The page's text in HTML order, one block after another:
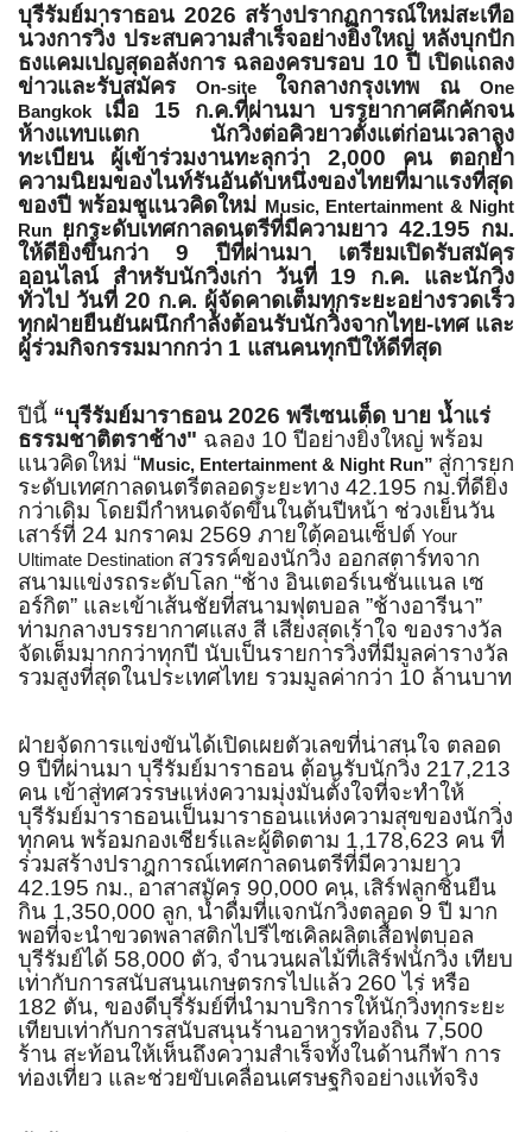
บุรีรัมย์มาราธอน 2026 สร้างปรากฏการณ์ใหม่สะเทือ
นวงการวิ่ง ประสบความสำเร็จอย่างยิ่งใหญ่ หลังบุกปัก
ธงแคมเปญสุดอลังการ ฉลองครบรอบ 10 ปี เปิดแถลง
ข่าวและรับสมัคร
On-site ใจกลางกรุงเทพ ณ
One
Bangkok เมื่อ 15 ก.ค.ที่ผ่านมา บรรยากาศคึกคักจน
ห้างแทบแตก นักวิ่งต่อคิวยาวตั้งแต่ก่อนเวลาลง
ทะเบียน ผู้เข้าร่วมงานทะลุกว่า 2,000 คน ตอกย้ำ
ความนิยมของไนท์รันอันดับหนึ่งของไทยที่มาแรงที่สุด
ของปี พร้อมชูแนวคิดใหม่
Music, Entertainment & Night
Run ยกระดับเทศกาลดนตรีที่มีความยาว 42.195 กม.
ให้ดียิ่งขึ้นกว่า 9 ปีที่ผ่านมา เตรียมเปิดรับสมัคร
ออนไลน์ สำหรับนักวิ่งเก่า วันที่ 19 ก.ค. และนักวิ่ง
ทั่วไป วันที่ 20 ก.ค. ผู้จัดคาดเต็มทุกระยะอย่างรวดเร็ว
ทุกฝ่ายยืนยันผนึกกำลังต้อนรับนักวิ่งจากไทย-เทศ และ
ผู้ร่วมกิจกรรมมากกว่า 1 แสนคนทุกปีให้ดีที่สุด
ปีนี้ “บุรีรัมย์มาราธอน 2026 พรีเซนเต็ด บาย น้ำแร่
ธรรมชาติตราช้าง" ฉลอง 10 ปีอย่างยิ่งใหญ่ พร้อม
แนวคิดใหม่ “Music, Entertainment & Night Run” สู่การยก
ระดับเทศกาลดนตรีตลอดระยะทาง 42.195 กม.ที่ดียิ่ง
กว่าเดิม โดยมีกำหนดจัดขึ้นในต้นปีหน้า ช่วงเย็นวัน
เสาร์ที่ 24 มกราคม 2569 ภายใต้คอนเซ็ปต์ Your
Ultimate Destination สวรรค์ของนักวิ่ง ออกสตาร์ทจาก
สนามแข่งรถระดับโลก “ช้าง อินเตอร์เนชั่นแนล เซ
อร์กิต” และเข้าเส้นชัยที่สนามฟุตบอล ”ช้างอารีนา”
ท่ามกลางบรรยากาศแสง สี เสียงสุดเร้าใจ ของรางวัล
จัดเต็มมากกว่าทุกปี นับเป็นรายการวิ่งที่มีมูลค่ารางวัล
รวมสูงที่สุดในประเทศไทย รวมมูลค่ากว่า 10 ล้านบาท
ฝ่ายจัดการแข่งขันได้เปิดเผยตัวเลขที่น่าสนใจ ตลอด
9 ปีที่ผ่านมา บุรีรัมย์มาราธอน ต้อนรับนักวิ่ง 217,213
คน เข้าสู่ทศวรรษแห่งความมุ่งมั่นตั้งใจที่จะทำให้
บุรีรัมย์มาราธอนเป็นมาราธอนแห่งความสุขของนักวิ่ง
ทุกคน พร้อมกองเชียร์และผู้ติดตาม 1,178,623 คน ที่
ร่วมสร้างปราฎการณ์เทศกาลดนตรีที่มีความยาว
42.195 กม., อาสาสมัคร 90,000 คน, เสิร์ฟลูกชิ้นยืน
กิน 1,350,000 ลูก, น้ำดื่มที่แจกนักวิ่งตลอด 9 ปี มาก
พอที่จะนำขวดพลาสติกไปรีไซเคิลผลิตเสื้อฟุตบอล
บุรีรัมย์ได้ 58,000 ตัว, จำนวนผลไม้ที่เสิร์ฟนักวิ่ง เทียบ
เท่ากับการสนับสนุนเกษตรกรไปแล้ว 260 ไร่ หรือ
182 ตัน, ของดีบุรีรัมย์ที่นำมาบริการให้นักวิ่งทุกระยะ
เทียบเท่ากับการสนับสนุนร้านอาหารท้องถิ่น 7,500
ร้าน สะท้อนให้เห็นถึงความสำเร็จทั้งในด้านกีฬา การ
ท่องเที่ยว และช่วยขับเคลื่อนเศรษฐกิจอย่างแท้จริง